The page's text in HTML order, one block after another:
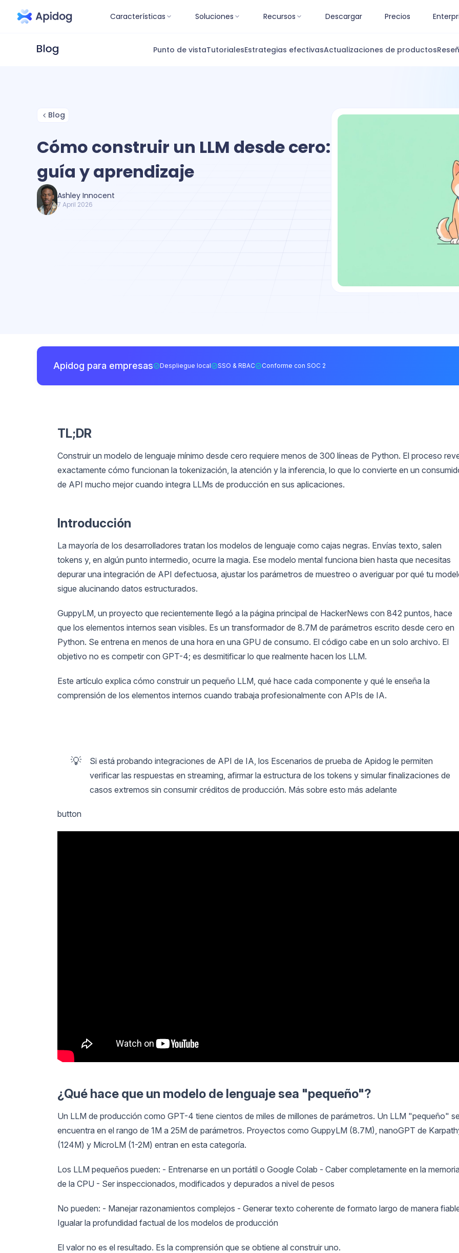
Características Soluciones Recursos Descargar Precios
Punto de vistaTutorialesEstrategias efectivasActualizaciones de productos
Blog
Cómo construir un LLM desde cero:
guía y aprendizaje
Ashley Innocent
7 April 2026
Apidog para empresas Despliegue local SSO & RBAC Conforme con SOC 2
TL;DR
Construir un modelo de lenguaje mínimo desde cero requiere menos de 300 líneas de Python. El proceso
exactamente cómo funcionan la tokenización, la atención y la inferencia, lo que lo convierte en un
de API mucho mejor cuando integra LLMs de producción en sus aplicaciones.
Introducción
La mayoría de los desarrolladores tratan los modelos de lenguaje como cajas negras. Envías texto, salen
tokens y, en algún punto intermedio, ocurre la magia. Ese modelo mental funciona bien hasta que necesitas
depurar una integración de API defectuosa, ajustar los parámetros de muestreo o averiguar por qué tu
sigue alucinando datos estructurados.
GuppyLM, un proyecto que recientemente llegó a la página principal de HackerNews con 842 puntos, hace
que los elementos internos sean visibles. Es un transformador de 8.7M de parámetros escrito desde cero en
Python. Se entrena en menos de una hora en una GPU de consumo. El código cabe en un solo archivo. El
objetivo no es competir con GPT-4; es desmitificar lo que realmente hacen los LLM.
Este artículo explica cómo construir un pequeño LLM, qué hace cada componente y qué le enseña la
comprensión de los elementos internos cuando trabaja profesionalmente con APIs de IA.
💡
Si está probando integraciones de API de IA, los Escenarios de prueba de Apidog le permiten
verificar las respuestas en streaming, afirmar la estructura de los tokens y simular finalizaciones de
casos extremos sin consumir créditos de producción. Más sobre esto más adelante
button
¿Qué hace que un modelo de lenguaje sea "pequeño"?
Un LLM de producción como GPT-4 tiene cientos de miles de millones de parámetros. Un LLM "pequeño"
encuentra en el rango de 1M a 25M de parámetros. Proyectos como GuppyLM (8.7M), nanoGPT de
(124M) y MicroLM (1-2M) entran en esta categoría.
Los LLM pequeños pueden: - Entrenarse en un portátil o Google Colab - Caber completamente en la
de la CPU - Ser inspeccionados, modificados y depurados a nivel de pesos
No pueden: - Manejar razonamientos complejos - Generar texto coherente de formato largo de manera
Igualar la profundidad factual de los modelos de producción
El valor no es el resultado. Es la comprensión que se obtiene al construir uno.